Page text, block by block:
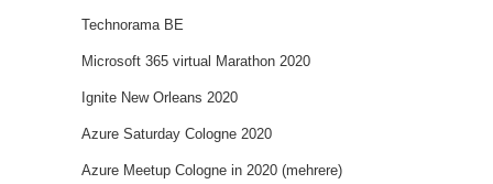
Technorama BE
Microsoft 365 virtual Marathon 2020
Ignite New Orleans 2020
Azure Saturday Cologne 2020
Azure Meetup Cologne in 2020 (mehrere)